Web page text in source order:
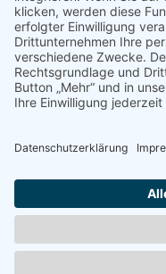
Anfrage
Direkt-Bestellung
KONTAKTFORMULAR